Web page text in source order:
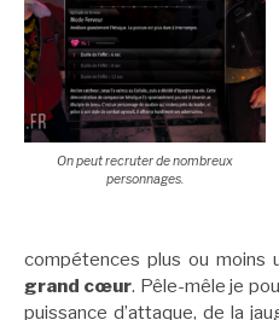
On peut recruter de nombreux
personnages.
compétences plus ou moins
grand cœur. Pêle-mêle je
puissance d’attaque, de la